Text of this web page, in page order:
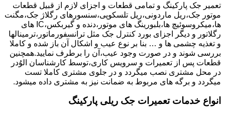
تعمیر جک پارکینگ و تمامی قطعات و اجزای لازم از قبیل قطعات
موتور جک،ریل ماردونی،ریل تلسکوپی،سنسورهای رگلاژ جک،مگنت
ها،میکروسوئیچ ها،بلبورینگ های موتور،دنده و گیربکس،IC های
رگلاتور و دیگر اجزای بورد کنترل جک مثل ترانسفورماتور،ترمینالها
و تغذیه چشمی ها و … بنا بر نوع عیب و اشکال آن باز شده و کاملا
بررسی شوند و در صورت وجود عیب،آن را برطرف نمایید.همچنین
قطعات پس از تعمیرات و سرویس کاری،توسط کارشناسان الوُدر
در محل مشتری نصب میگردد و در جلوی مشتری کاملا تست
میگردد و برگه های مربوط به ضمانت نیز به مشتری داده میشود.
انواع خدمات تعمیرات جک ریلی پارکینگ